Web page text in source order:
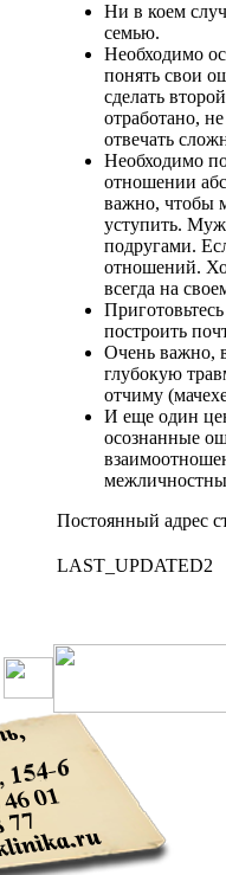
Ни в коем
семью.
Необходимо
понять свои
сделать второй
отработано, не
отвечать
Необходимо
отношении
важно, чтобы
уступить.
подругами.
отношений.
всегда на
построить
Очень важно,
глубокую
отчиму
И еще один
осознанные
Постоянный адрес
LAST_UPDATED2